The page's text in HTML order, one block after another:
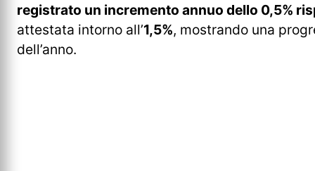
registrato un incremento annuo dello 0,5%
attestata intorno all’1,5%, mostrando una
dell’anno.